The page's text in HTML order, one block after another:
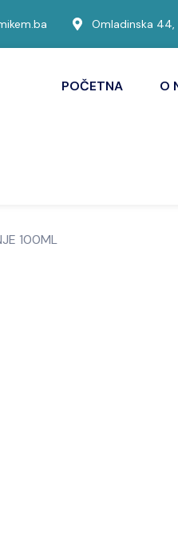
Omladinska 44,
POČETNA O
100ML